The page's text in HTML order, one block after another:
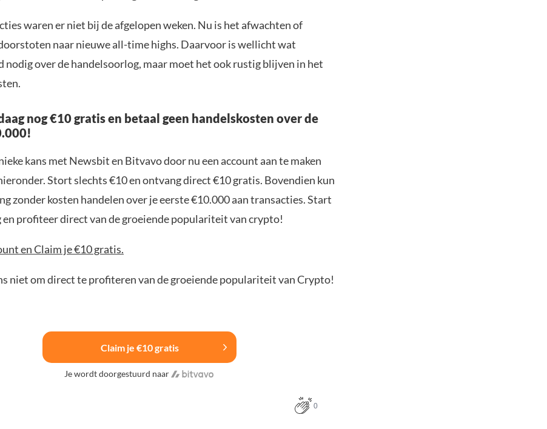
waren er niet bij de afgelopen weken. Nu is het afwachten of
naar nieuwe all-time highs. Daarvoor is wellicht wat
nodig over de handelsoorlog, maar moet het ook rustig blijven in het
nog €10 gratis en betaal geen handelskosten over de
kans met Newsbit en Bitvavo door nu een account aan te maken
Stort slechts €10 en ontvang direct €10 gratis. Bovendien kun
zonder kosten handelen over je eerste €10.000 aan transacties. Start
en profiteer direct van de groeiende populariteit van crypto!
en Claim je €10 gratis.
niet om direct te profiteren van de groeiende populariteit van Crypto!
Claim je €10 gratis
Je wordt doorgestuurd naar
0